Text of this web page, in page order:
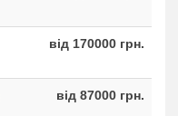
від 170000 грн.
від 87000 грн.